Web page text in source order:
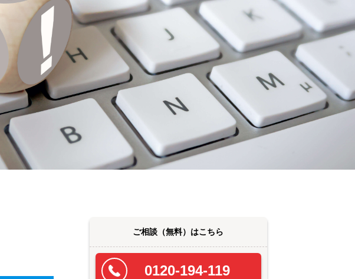
ご相談 （無料） はこちら
0120-194-119